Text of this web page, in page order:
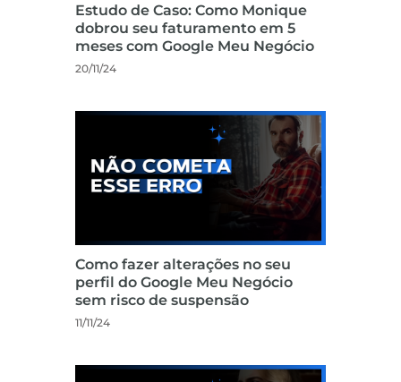
Estudo de Caso: Como Monique
dobrou seu faturamento em 5
meses com Google Meu Negócio
20/11/24
Como fazer alterações no seu
perfil do Google Meu Negócio
sem risco de suspensão
11/11/24